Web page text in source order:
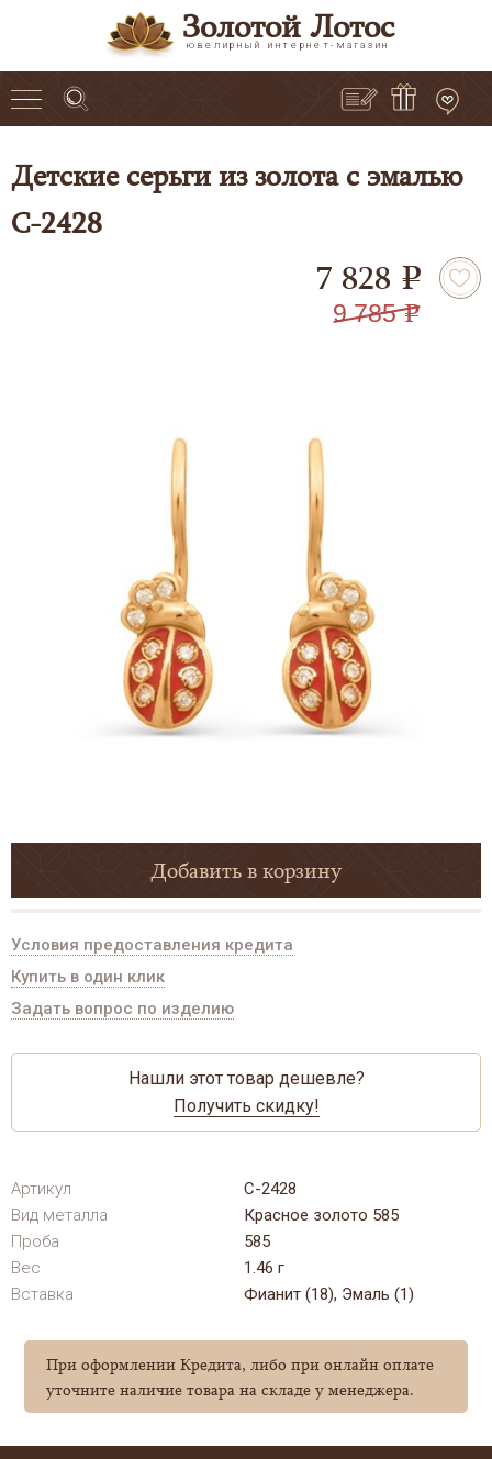
Золотой Лотос
ювелирный интернет-магазин
Детские серьги из золота с эмалью
С-2428
7 828 e
9 785 e
Добавить в корзину
Условия предоставления кредита
Купить в один клик
Задать вопрос по изделию
Нашли этот товар дешевле?
Получить скидку!
Артикул
С-2428
Вид металла
Красное золото 585
Проба
585
Вес
1.46 г
Вставка
Фианит (18), Эмаль (1)
При оформлении Кредита, либо при онлайн оплате
уточните наличие товара на складе у менеджера.